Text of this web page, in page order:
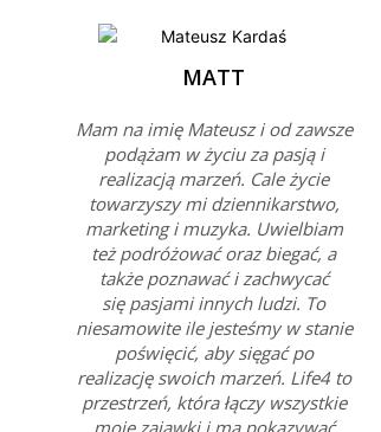
MATT
Mam na imię Mateusz i od zawsze
podążam w życiu za pasją i
realizacją marzeń. Cale życie
towarzyszy mi dziennikarstwo,
marketing i muzyka. Uwielbiam
też podróżować oraz biegać, a
także poznawać i zachwycać
się pasjami innych ludzi. To
niesamowite ile jesteśmy w stanie
poświęcić, aby sięgać po
realizację swoich marzeń. Life4 to
przestrzeń, która łączy wszystkie
moje zajawki i ma pokazywać